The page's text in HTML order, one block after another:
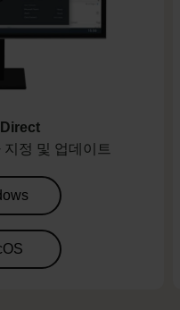
정 및 업데이트